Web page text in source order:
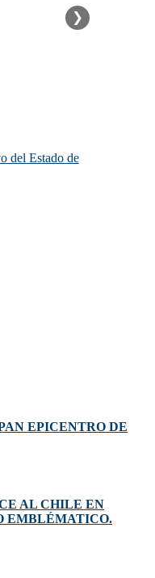
❯
EPICENTRO DE
AL CHILE EN
EMBLÉMATICO.